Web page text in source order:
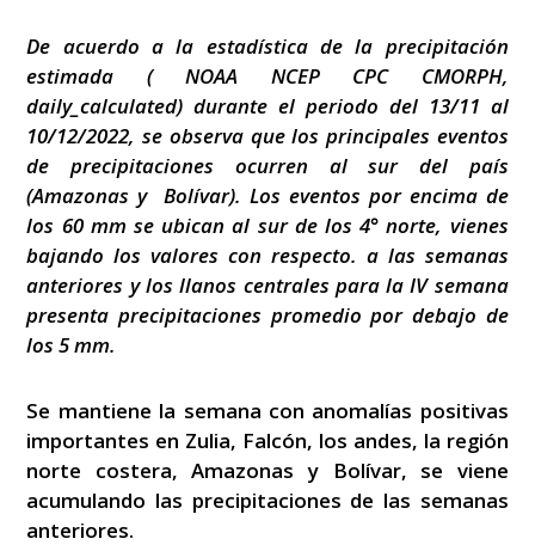
De acuerdo a la estadística de la precipitación
estimada ( NOAA NCEP CPC CMORPH,
daily_calculated) durante el periodo del 13/11 al
10/12/2022, se observa que los principales eventos
de precipitaciones ocurren al sur del país
(Amazonas y Bolívar). Los eventos por encima de
los 60 mm se ubican al sur de los 4° norte, vienes
bajando los valores con respecto. a las semanas
anteriores y los llanos centrales para la IV semana
presenta precipitaciones promedio por debajo de
los 5 mm.
Se mantiene la semana con anomalías positivas
importantes en Zulia, Falcón, los andes, la región
norte costera, Amazonas y Bolívar, se viene
acumulando las precipitaciones de las semanas
anteriores.